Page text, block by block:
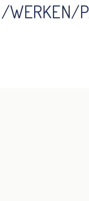
WERKEN/